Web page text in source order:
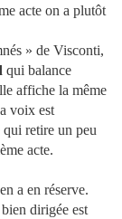
acte on a plutôt
» de Visconti,
qui balance
affiche la même
voix est
qui retire un peu
acte.
en a en réserve.
dirigée est